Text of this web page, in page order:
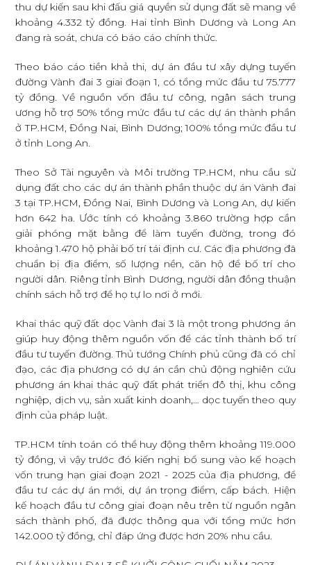
thu dự kiến sau khi đấu giá quyền sử dụng đất sẽ mang về
khoảng 4.332 tỷ đồng. Hai tỉnh Bình Dương và Long An
đang rà soát, chưa có báo cáo chính thức.
Theo báo cáo tiền khả thi, dự án đầu tư xây dựng tuyến
đường Vành đai 3 giai đoạn 1, có tổng mức đầu tư 75.777
tỷ đồng. Về nguồn vốn đầu tư công, ngân sách trung
ương hỗ trợ 50% tổng mức đầu tư các dự án thành phần
ở TP.HCM, Đồng Nai, Bình Dương; 100% tổng mức đầu tư
ở tỉnh Long An.
Theo Sở Tài nguyên và Môi trường TP.HCM, nhu cầu sử
dụng đất cho các dự án thành phần thuộc dự án Vành đai
3 tại TP.HCM, Đồng Nai, Bình Dương và Long An, dự kiến
hơn 642 ha. Ước tính có khoảng 3.860 trường hợp cần
giải phóng mặt bằng để làm tuyến đường, trong đó
khoảng 1.470 hộ phải bố trí tái định cư. Các địa phương đã
chuẩn bị địa điểm, số lượng nền, căn hộ để bố trí cho
người dân. Riêng tỉnh Bình Dương, người dân đồng thuận
chính sách hỗ trợ để họ tự lo nơi ở mới.
Khai thác quỹ đất dọc Vành đai 3 là một trong phương án
giúp huy động thêm nguồn vốn để các tỉnh thành bố trí
đầu tư tuyến đường. Thủ tướng Chính phủ cũng đã có chỉ
đạo, các địa phương có dự án cần chủ động nghiên cứu
phương án khai thác quỹ đất phát triển đô thị, khu công
nghiệp, dịch vụ, sản xuất kinh doanh,… dọc tuyến theo quy
định của pháp luật.
TP.HCM tính toán có thể huy động thêm khoảng 119.000
tỷ đồng, vì vậy trước đó kiến nghị bổ sung vào kế hoạch
vốn trung hạn giai đoạn 2021 - 2025 của địa phương, để
đầu tư các dự án mới, dự án trọng điểm, cấp bách. Hiện
kế hoạch đầu tư công giai đoạn nêu trên từ nguồn ngân
sách thành phố, đã được thông qua với tổng mức hơn
142.000 tỷ đồng, chỉ đáp ứng được hơn 20% nhu cầu.